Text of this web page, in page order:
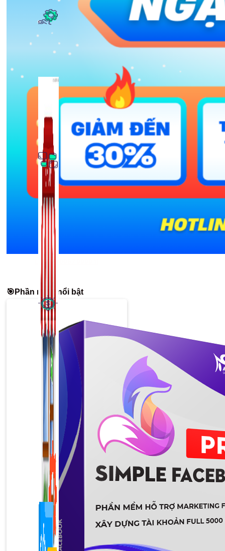
Kiến Thức Website
309 bài viết
1,066 bài viết
Thủ Thuật Facebook
536 bài viết
Kiếm Tiền MMO
1,422 bài viết
🎯Phần mềm nổi bật